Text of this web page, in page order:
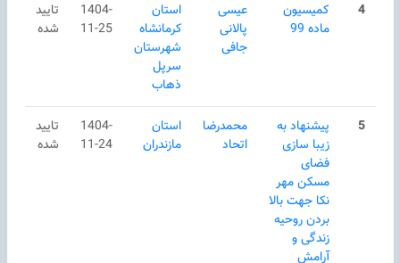
4
کمیسیون
ماده 99
عیسی
پالانی
جافی
استان
كرمانشاه
شهرستان
سرپل
ذهاب
1404-
11-25
تایید
شده
5
پیشنهاد به
زیبا سازی
فضای
مسکن مهر
نکا جهت بالا
بردن روحیه
زندگی و
آرامش
محمدرضا
اتحاد
استان
مازندران
1404-
11-24
تایید
شده